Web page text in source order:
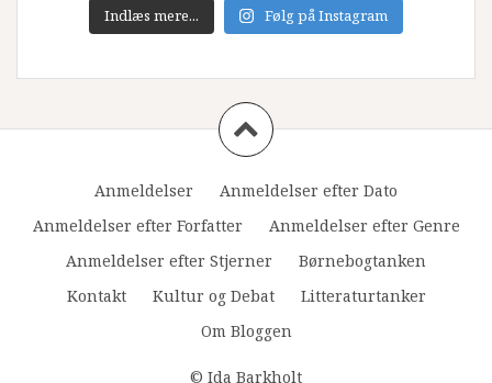
Indlæs mere... Følg på Instagram
Anmeldelser
Anmeldelser efter Dato
Anmeldelser efter Forfatter
Anmeldelser efter Genre
Anmeldelser efter Stjerner
Børnebogtanken
Kontakt
Kultur og Debat
Litteraturtanker
Om Bloggen
© Ida Barkholt